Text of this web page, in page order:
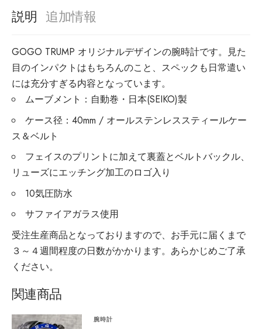
説明 追加情報
GOGO TRUMP オリジナルデザインの腕時計です。見た
目のインパクトはもちろんのこと、スペックも日常遣い
には充分すぎる内容となっています。
ムーブメント：自動巻・日本(SEIKO)製
ケース径：40mm / オールステンレススティールケー
ス＆ベルト
フェイスのプリントに加えて裏蓋とベルトバックル、
リューズにエッチング加工のロゴ入り
10気圧防水
サファイアガラス使用
受注生産商品となっておりますので、お手元に届くまで
３～４週間程度の日数がかかります。あらかじめご了承
ください。
関連商品
腕時計